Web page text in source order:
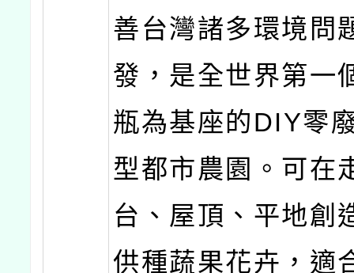
善台灣諸多環境問
發，是全世界第一
瓶為基座的DIY零
型都市農園。可在
台、屋頂、平地創
供種蔬果花卉，適